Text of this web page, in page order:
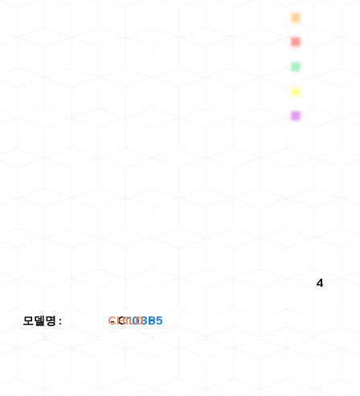
4
모델명 : - C108B5
CHILD